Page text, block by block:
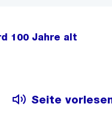
100 Jahre alt
Seite